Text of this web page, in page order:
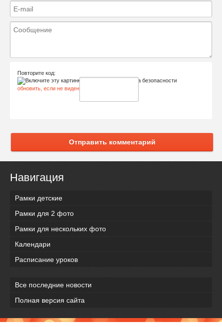
Повторите код:
обновить, если не виден код
Отправить комментарий
Навигация
Рамки детские
Рамки для 2 фото
Рамки для нескольких фото
Календари
Расписание уроков
Все последние новости
Полная версия сайта